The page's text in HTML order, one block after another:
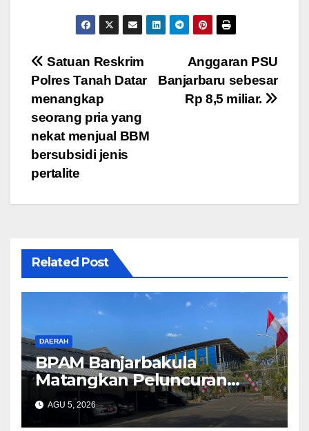
e
b
o
o
k
wi
tt
er
m
ail
h
at
s
A
p
el
e
a
h
ar
e
Navigasi
pos
Anggaran PSU
Banjarbaru sebesar
Rp 8,5 miliar.
Satuan Reskrim
Polres Tanah Datar
menangkap
seorang pria yang
nekat menjual BBM
bersubsidi jenis
pertalite
Related Post
DAERAH
BPAM Banjarbakula
Matangkan Peluncuran
AMDK Bakula Water
AGU 5, 2026